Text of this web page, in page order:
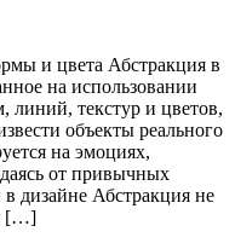
и цвета Абстракция в
на использовании
текстур и цветов,
объекты реального
на эмоциях,
от привычных
в дизайне Абстракция не
[…]